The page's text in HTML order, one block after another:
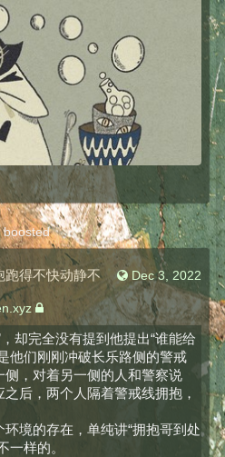
boosted
Dec 3, 2022
跑得不快动静不
却完全没有提到他提出“谁能给
他们刚刚冲破长乐路侧的警戒
，对着另一侧的人和警察说
后，两个人隔着警戒线拥抱，
境的存在，单纯讲“拥抱哥到处
一样的。